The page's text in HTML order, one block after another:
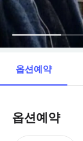
옵션예약
옵션예약